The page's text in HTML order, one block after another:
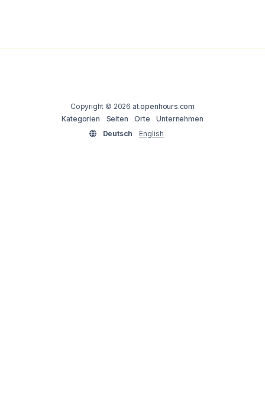
Copyright © 2026 at.openhours.com
Kategorien
Seiten Orte
Unternehmen
Deutsch
English